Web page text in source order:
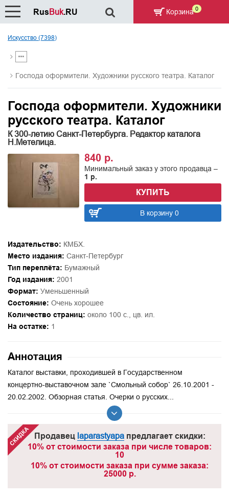
Искусство (7398)
Господа оформители. Художники русского театра. Каталог
Господа оформители. Художники
русского театра. Каталог
К 300-летию Санкт-Петербурга. Редактор каталога
Н.Метелица.
840 р.
Минимальный заказ у этого продавца –
1 р.
КУПИТЬ
В корзину 0
Издательство: КМБХ.
Место издания: Санкт-Петербург
Тип переплёта: Бумажный
Год издания: 2001
Формат: Уменьшенный
Состояние: Очень хорошее
Количество страниц: около 100 с., цв. ил.
На остатке: 1
Аннотация
Каталог выставки, проходившей в Государственном
концертно-выставочном зале `Смольный собор` 26.10.2001 -
20.02.2002. Обзорная статья. Очерки о русских...
Продавец laparastyapaпредлагает скидки:
10% от стоимости заказа при числе товаров:
10
10% от стоимости заказа при сумме заказа:
25000 р.
RusBuk.RU Корзина 0